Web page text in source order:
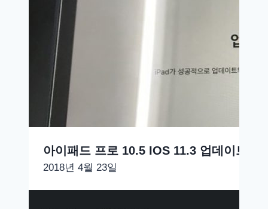
아이패드 프로 10.5 IOS 11.3 업데이트 –
2018년 4월 23일